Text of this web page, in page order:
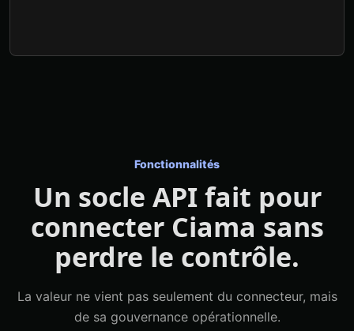
Fonctionnalités
Un socle API fait pour
connecter Ciama sans
perdre le contrôle.
La valeur ne vient pas seulement du connecteur, mais
de sa gouvernance opérationnelle.